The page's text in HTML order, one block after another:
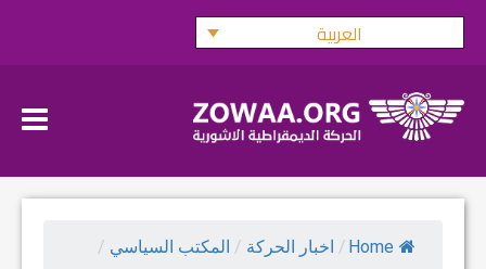
Skip
العربية
Home
/ اخبار الحركة / المكتب السياسي /